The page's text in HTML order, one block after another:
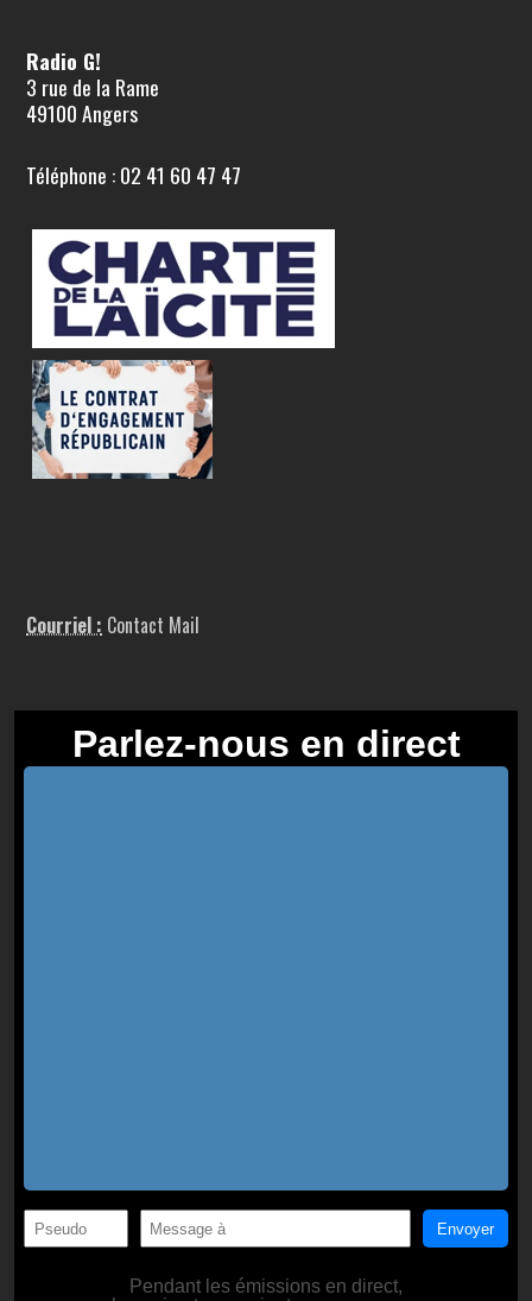
Radio G!
3 rue de la Rame
49100 Angers
Téléphone : 02 41 60 47 47
Courriel : Contact Mail